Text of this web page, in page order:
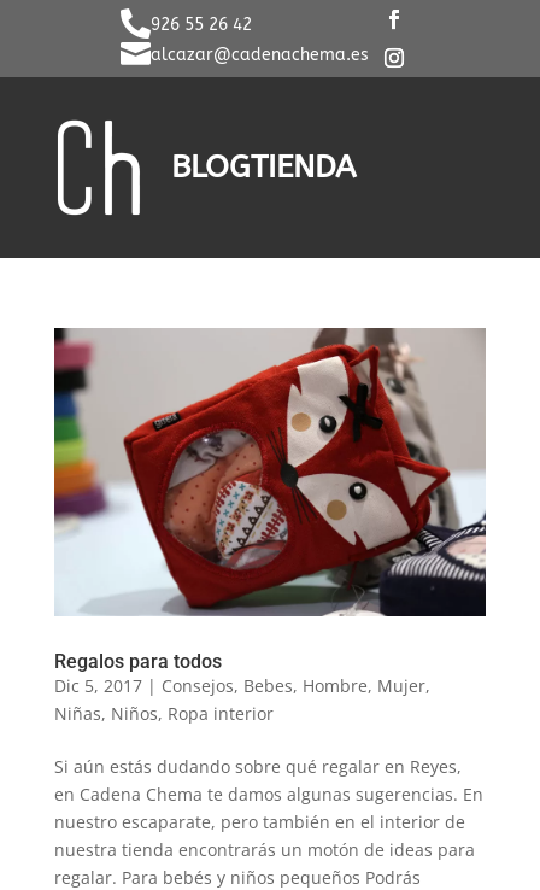
926 55 26 42
alcazar@cadenachema.es
BLOGTIENDA
Regalos para todos
Dic 5, 2017| Consejos, Bebes, Hombre, Mujer,
Niñas, Niños, Ropa interior
Si aún estás dudando sobre qué regalar en Reyes,
en Cadena Chema te damos algunas sugerencias. En
nuestro escaparate, pero también en el interior de
nuestra tienda encontrarás un motón de ideas para
regalar. Para bebés y niños pequeños Podrás